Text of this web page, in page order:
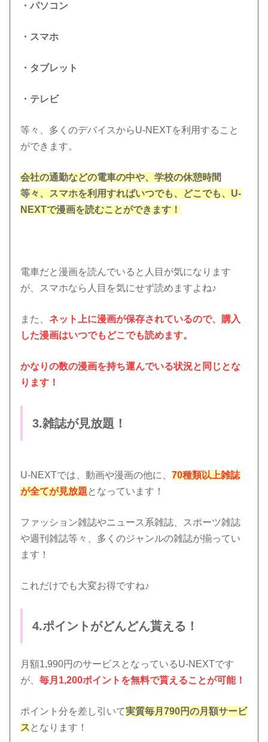
・パソコン
・スマホ
・タブレット
・テレビ
等々、多くのデバイスからU-NEXTを利用すること
ができます。
会社の通勤などの電車の中や、学校の休憩時間
等々、スマホを利用すればいつでも、どこでも、U-
NEXTで漫画を読むことができます！
電車だと漫画を読んでいると人目が気になります
が、スマホなら人目を気にせず読めますよね♪
また、ネット上に漫画が保存されているので、購入
した漫画はいつでもどこでも読めます。
かなりの数の漫画を持ち運んでいる状況と同じとな
ります！
3.雑誌が見放題！
U-NEXTでは、動画や漫画の他に、70種類以上雑誌
が全てが見放題 となっています！
ファッション雑誌やニュース系雑誌、スポーツ雑誌
や週刊雑誌等々、多くのジャンルの雑誌が揃ってい
ます！
これだけでも大変お得ですね♪
4.ポイントがどんどん貰える！
月額1,990円のサービスとなっているU-NEXTです
が、毎月1,200ポイントを無料で貰えることが可能！
ポイント分を差し引いて実質毎月790円の月額サービ
ス となります！